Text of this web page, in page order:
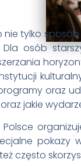
nie tylko
Dla osób
oraz
jakie
pokazy
często